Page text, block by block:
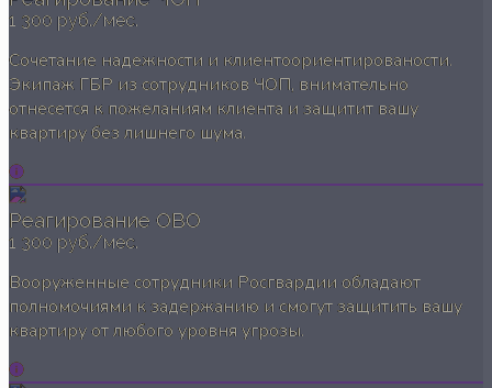
1 300 руб./мес.
Сочетание надежности и клиентоориентированости.
Экипаж ГБР из сотрудников ЧОП, внимательно
отнесется к пожеланиям клиента и защитит вашу
квартиру без лишнего шума.
Реагирование ОВО
1 300 руб./мес.
Вооруженные сотрудники Росгвардии обладают
полномочиями к задержанию и смогут защитить вашу
квартиру от любого уровня угрозы.